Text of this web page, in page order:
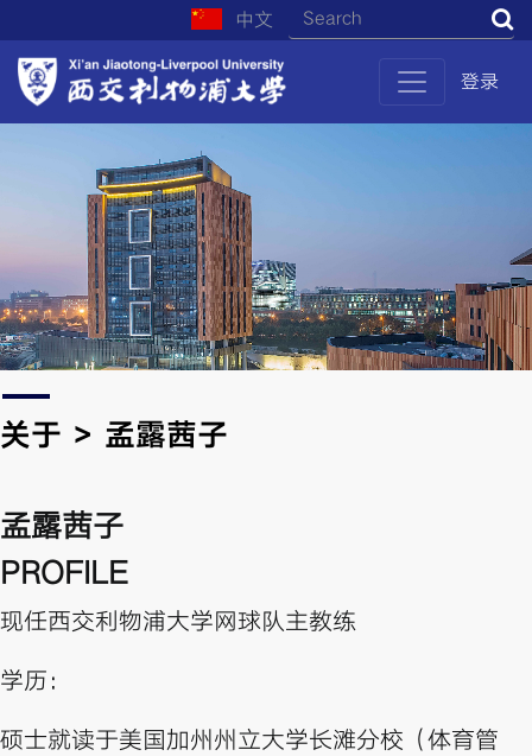
中文
登录
关于 > 孟露茜子
孟露茜子
PROFILE
现任西交利物浦大学网球队主教练
学历：
硕士就读于美国加州州立大学长滩分校（体育管